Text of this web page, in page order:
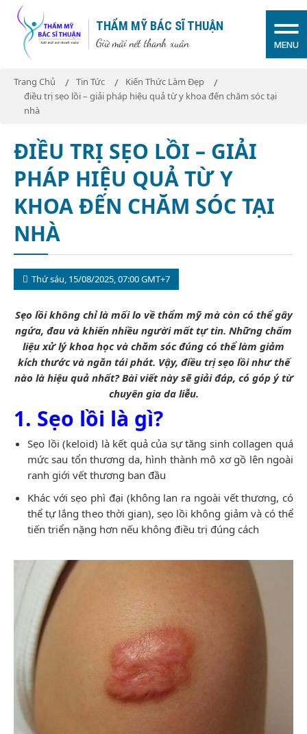
THẨM MỸ BÁC SĨ THUẬN
Giữ mãi nét thanh xuân MENU
Trang Chủ Tin Tức
Kiến Thức Làm Đẹp
điều trị sẹo lồi – giải pháp hiệu quả từ y khoa đến chăm sóc tại
nhà
ĐIỀU TRỊ SẸO LỒI – GIẢI
PHÁP HIỆU QUẢ TỪ Y
KHOA ĐẾN CHĂM SÓC TẠI
NHÀ
Thứ sáu, 15/08/2025, 07:00 GMT+7
Sẹo lồi không chỉ là mối lo về thẩm mỹ mà còn có thể gây
ngứa, đau và khiến nhiều người mất tự tin. Những chấm
liệu xử lý khoa học và chăm sóc đúng có thể làm giảm
kích thước và ngăn tái phát. Vậy, điều trị sẹo lồi như thế
nào là hiệu quả nhất? Bài viết này sẽ giải đáp, có góp ý từ
chuyên gia da liễu.
1. Sẹo lồi là gì?
Sẹo lồi (keloid) là kết quả của sự tăng sinh collagen quá
mức sau tổn thương da, hình thành mô xơ gồ lên ngoài
ranh giới vết thương ban đầu
Khác với sẹo phì đại (không lan ra ngoài vết thương, có
thể tự lắng theo thời gian), sẹo lồi không giảm và có thể
tiến triển nặng hơn nếu không điều trị đúng cách